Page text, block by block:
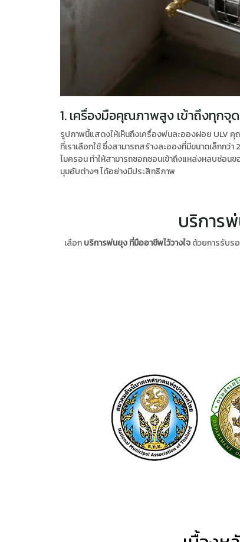
1. เครื่องมือคุณภาพสูง เข้าถึงทุกจุ
รูปภาพนี้แสดงให้เห็นถึงเครื่องพ่นละอองฝอย ULV
ที่เราเลือกใช้ ซึ่งสามารถสร้างละอองที่มีขนาดเล็กกว่า
ไมครอน ทำให้สามารถซอกซอนเข้าถึงแหล่งหลบซ่อน
มุมอับต่างๆ ได้อย่างมีประสิทธิภาพ
บริการ
เลือกบริการพ่นยุง ที่มืออาชีพไว้วางใจด้วยการรับร